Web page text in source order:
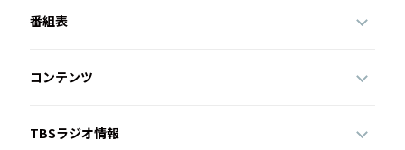
番組表
コンテンツ
TBSラジオ情報